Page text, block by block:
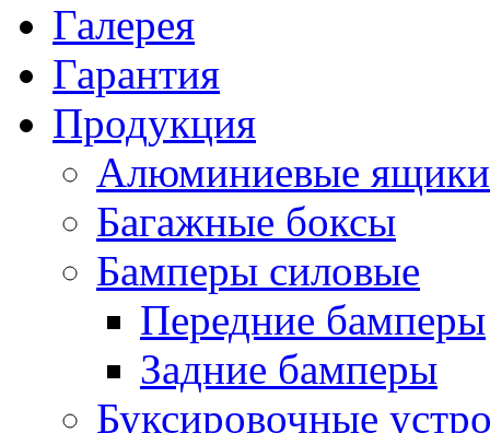
Галерея
Гарантия
Продукция
Алюминиевые ящики
Багажные боксы
Бамперы силовые
Передние бамперы
Задние бамперы
Буксировочные